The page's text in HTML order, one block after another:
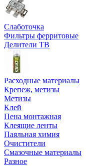
Слаботочка
Фильтры ферритовые
Делители ТВ
Расходные материалы
Крепеж, метизы
Метизы
Клей
Пена монтажная
Клеящие ленты
Паяльная химия
Очистители
Смазочные материалы
Разное